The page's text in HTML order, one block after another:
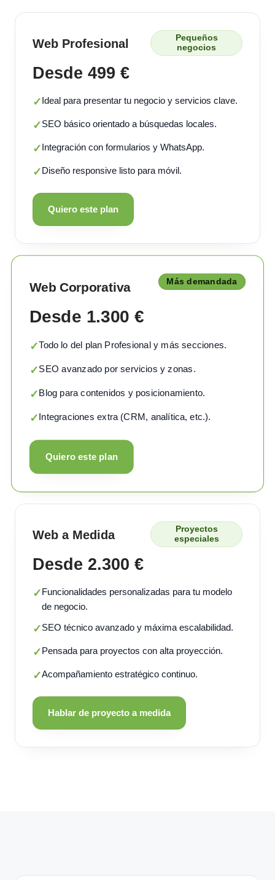
Web Profesional
Pequeños
negocios
Desde 499 €
✓Ideal para presentar tu negocio y servicios clave.
✓SEO básico orientado a búsquedas locales.
✓Integración con formularios y WhatsApp.
✓Diseño responsive listo para móvil.
Quiero este plan
Web Corporativa Más demandada
Desde 1.300 €
✓Todo lo del plan Profesional y más secciones.
✓SEO avanzado por servicios y zonas.
✓Blog para contenidos y posicionamiento.
✓Integraciones extra (CRM, analítica, etc.).
Quiero este plan
Web a Medida
Proyectos
especiales
Desde 2.300 €
✓Funcionalidades personalizadas para tu modelo
de negocio.
✓SEO técnico avanzado y máxima escalabilidad.
✓Pensada para proyectos con alta proyección.
✓Acompañamiento estratégico continuo.
Hablar de proyecto a medida